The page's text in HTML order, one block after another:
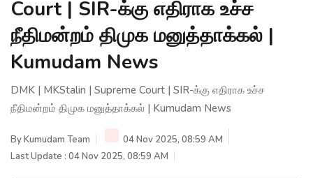
Court | SIR-க்கு எதிராக உச்ச
நீதிமன்றம் திமுக மனுத்தாக்கல் |
Kumudam News
DMK | MKStalin | Supreme Court | SIR-க்கு எதிராக உச்ச
நீதிமன்றம் திமுக மனுத்தாக்கல் | Kumudam News
ByKumudam Team
04 Nov 2025, 08:59 AM
Last Update : 04 Nov 2025, 08:59 AM